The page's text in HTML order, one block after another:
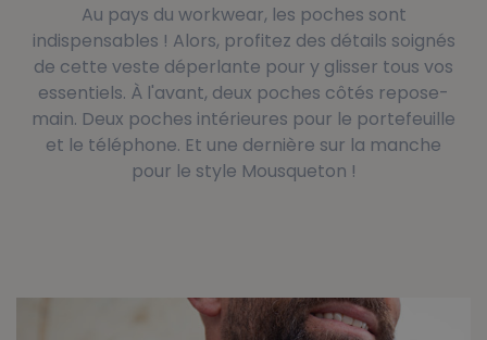
Au pays du workwear, les poches sont
indispensables ! Alors, profitez des détails soignés
de cette veste déperlante pour y glisser tous vos
essentiels. À l'avant, deux poches côtés repose-
main. Deux poches intérieures pour le portefeuille
et le téléphone. Et une dernière sur la manche
pour le style Mousqueton !